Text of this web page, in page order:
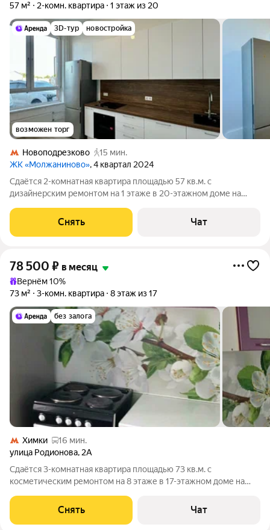
57 м²
2-комн. квартира 1 этаж из 20
3D-тур новостройка
возможен торг
Новоподрезково
15 мин.
ЖК «Молжаниново», 4 квартал 2024
Сдаётся 2-комнатная квартира площадью 57 кв.м. с
дизайнерским ремонтом на 1 этаже в 20-этажном доме на
выходят во двор и на улицу.
Снять Чат
78 500 ₽ в месяц
Вернём 10%
73 м²
3-комн. квартира 8 этаж из 17
без залога
Химки
16 мин.
улица Родионова, 2А
Сдаётся 3-комнатная квартира площадью 73 кв.м. с
косметическим ремонтом на 8 этаже в 17-этажном доме на
и на улицу. В подъезде 2
Снять Чат